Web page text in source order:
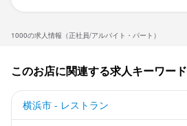
1000の求人情報（正社員/アルバイト・パート）
このお店に関連する求人キーワード
横浜市 - レストラン